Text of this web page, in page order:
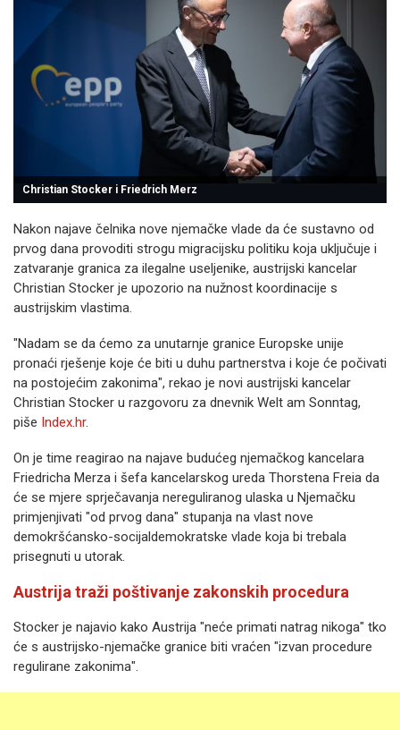
Christian Stocker i Friedrich Merz
Nakon najave čelnika nove njemačke vlade da će sustavno od
prvog dana provoditi strogu migracijsku politiku koja uključuje i
zatvaranje granica za ilegalne useljenike, austrijski kancelar
Christian Stocker je upozorio na nužnost koordinacije s
austrijskim vlastima.
"Nadam se da ćemo za unutarnje granice Europske unije
pronaći rješenje koje će biti u duhu partnerstva i koje će počivati
na postojećim zakonima", rekao je novi austrijski kancelar
Christian Stocker u razgovoru za dnevnik Welt am Sonntag,
piše Index.hr.
On je time reagirao na najave budućeg njemačkog kancelara
Friedricha Merza i šefa kancelarskog ureda Thorstena Freia da
će se mjere sprječavanja nereguliranog ulaska u Njemačku
primjenjivati "od prvog dana" stupanja na vlast nove
demokršćansko-socijaldemokratske vlade koja bi trebala
prisegnuti u utorak.
Austrija traži poštivanje zakonskih procedura
Stocker je najavio kako Austrija "neće primati natrag nikoga" tko
će s austrijsko-njemačke granice biti vraćen "izvan procedure
regulirane zakonima".